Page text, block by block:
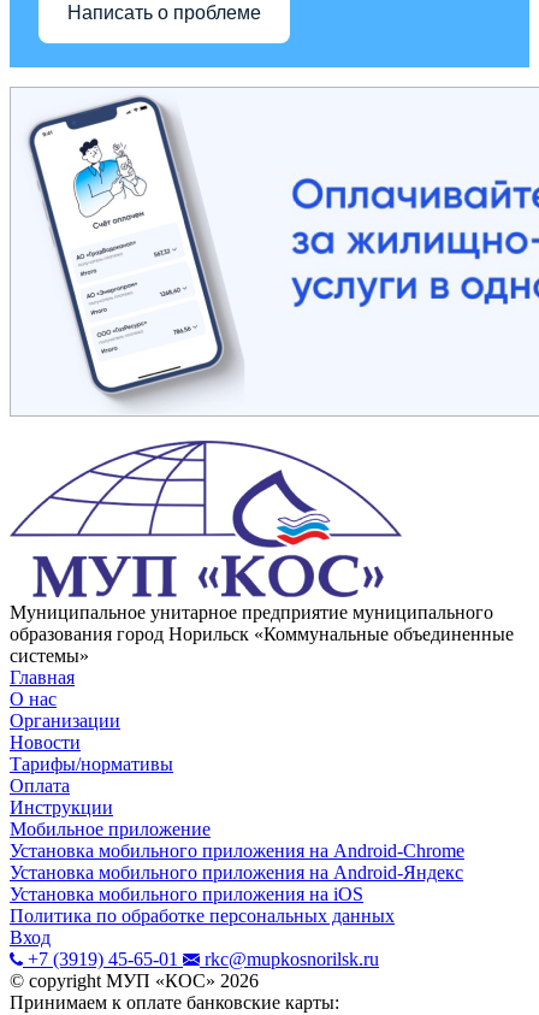
Написать о проблеме
Муниципальное унитарное предприятие муниципального
образования город Норильск «Коммунальные объединенные
системы»
Главная
О нас
Организации
Новости
Тарифы/нормативы
Оплата
Инструкции
Мобильное приложение
Установка мобильного приложения на Android-Chrome
Установка мобильного приложения на Android-Яндекс
Установка мобильного приложения на iOS
Политика по обработке персональных данных
Вход
+7 (3919) 45-65-01
rkc@mupkosnorilsk.ru
© copyright МУП «КОС» 2026
Принимаем к оплате банковские карты: